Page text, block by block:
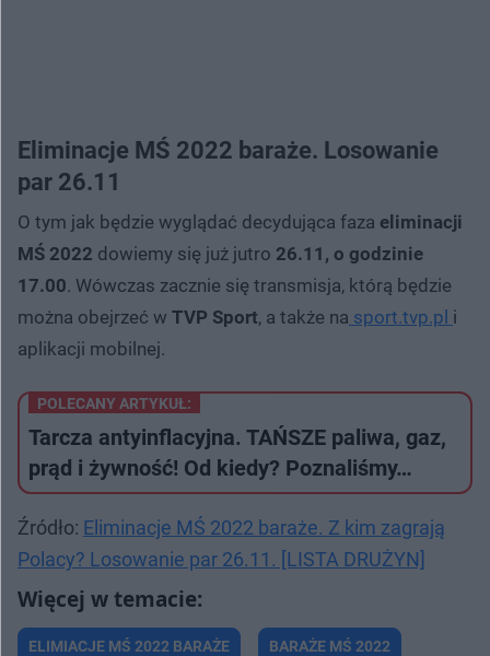
Eliminacje MŚ 2022 baraże. Losowanie
par 26.11
O tym jak będzie wyglądać decydująca faza eliminacji
MŚ 2022 dowiemy się już jutro 26.11, o godzinie
17.00. Wówczas zacznie się transmisja, którą będzie
można obejrzeć w TVP Sport, a także na sport.tvp.pl i
aplikacji mobilnej.
POLECANY ARTYKUŁ:
Tarcza antyinflacyjna. TAŃSZE paliwa, gaz,
prąd i żywność! Od kiedy? Poznaliśmy…
Źródło: Eliminacje MŚ 2022 baraże. Z kim zagrają
Polacy? Losowanie par 26.11. [LISTA DRUŻYN]
ELIMIACJE MŚ 2022 BARAŻE BARAŻE MŚ 2022